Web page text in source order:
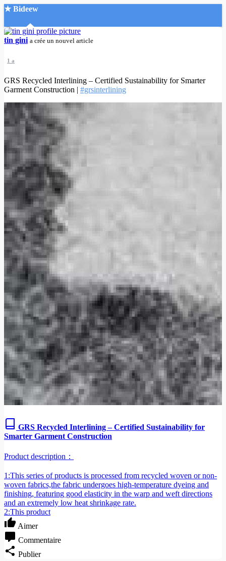
★ Bideew
Accueil
Recherche Avancée
Mon compte
Connexion
Créer un compte
Mode nuit
tin gini a crée un nouvel article
1 a
GRS Recycled Interlining – Certified Sustainability for Smarter
Garment Construction | #grsinterlining
GRS Recycled Interlining – Certified Sustainability for
Smarter Garment Construction
Product description：
1:This series of products is processed from recycled woven or non-
woven fabrics,the fabric undergoes high-temperature dyeing and
finishing, featuring good elasticity in the warp and weft directions
and an extremely low heat shrinkage rate.
2:This product
Aimer
Commentaire
Publier